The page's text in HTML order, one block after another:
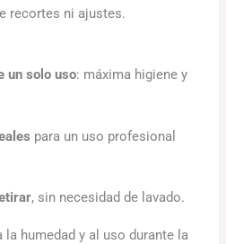
recortes ni ajustes.
un solo uso: máxima higiene y
para un uso profesional
, sin necesidad de lavado.
la humedad y al uso durante la